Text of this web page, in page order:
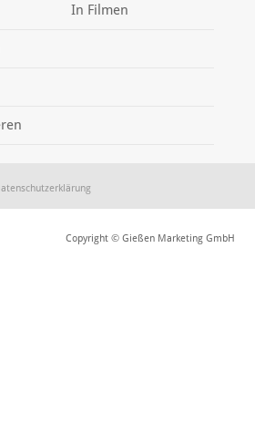
In Filmen
Copyright © Gießen Marketing GmbH